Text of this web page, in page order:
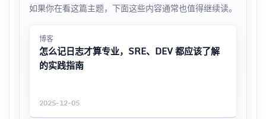
如果你在看这篇主题，下面这些内容通常也值得继续读。
博客
怎么记日志才算专业，SRE、DEV 都应该了解
的实践指南
2025-12-05